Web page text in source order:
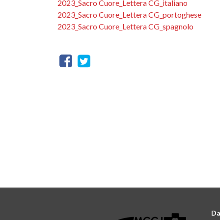
2023_Sacro Cuore_Lettera CG_italiano
2023_Sacro Cuore_Lettera CG_portoghese
2023_Sacro Cuore_Lettera CG_spagnolo